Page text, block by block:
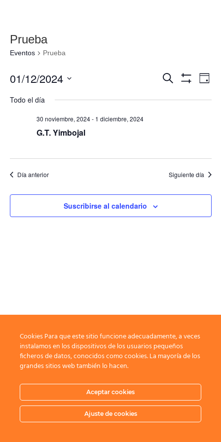
Prueba
Eventos Prueba
búsqueda
Buscar
de
Día
01/12/2024
fecha.
Todo el día
30 noviembre, 2024- 1 diciembre, 2024
G.T. Yimbojal
Día anterior Siguiente día
Suscribirse al calendario
Cookies Para que este sitio funcione adecuadamente, a veces
instalamos en los dispositivos de los usuarios pequeños
ficheros de datos, conocidos como cookies. La mayoría de los
grandes sitios web también lo hacen.
Aceptar cookies
Ajuste de cookies